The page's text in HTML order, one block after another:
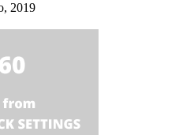
2019